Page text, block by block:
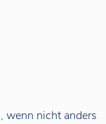
wenn nicht anders